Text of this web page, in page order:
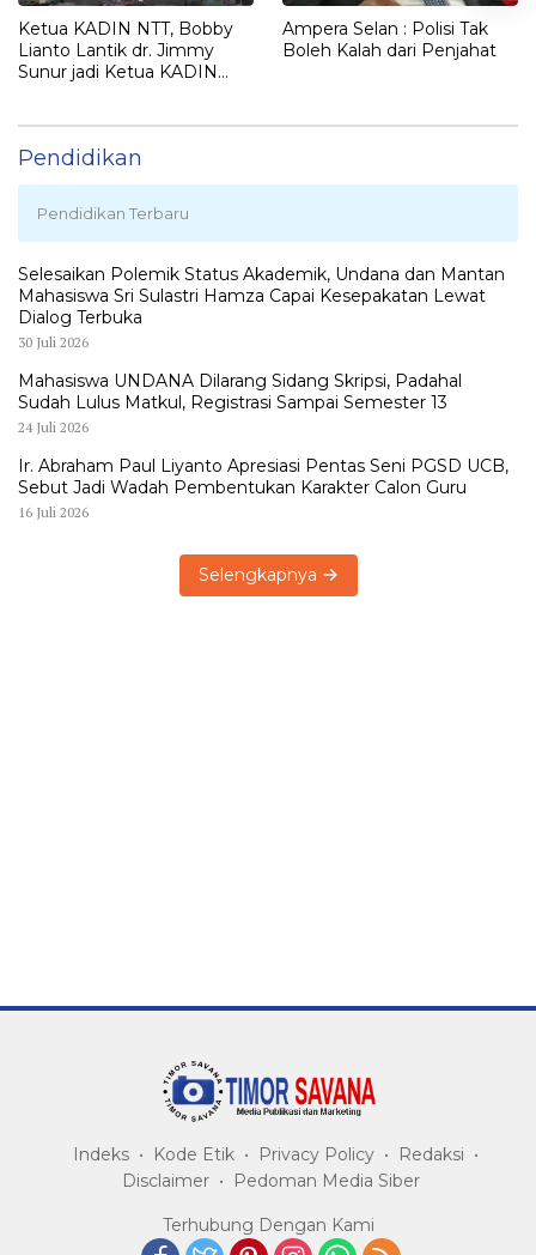
Ketua KADIN NTT, Bobby
Lianto Lantik dr. Jimmy
Sunur jadi Ketua KADIN
Ampera Selan : Polisi Tak
Boleh Kalah dari Penjahat
Pendidikan
Pendidikan Terbaru
Selesaikan Polemik Status Akademik, Undana dan Mantan
Mahasiswa Sri Sulastri Hamza Capai Kesepakatan Lewat
Dialog Terbuka
30 Juli 2026
Mahasiswa UNDANA Dilarang Sidang Skripsi, Padahal
Sudah Lulus Matkul, Registrasi Sampai Semester 13
24 Juli 2026
Ir. Abraham Paul Liyanto Apresiasi Pentas Seni PGSD UCB,
Sebut Jadi Wadah Pembentukan Karakter Calon Guru
16 Juli 2026
Selengkapnya
Indeks Kode Etik Privacy Policy
Redaksi
Disclaimer
Pedoman Media Siber
Terhubung Dengan Kami